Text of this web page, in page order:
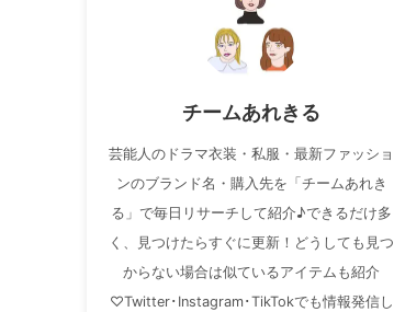
チームあれきる
芸能人のドラマ衣装・私服・最新ファッショ
ンのブランド名・購入先を「チームあれき
る」で毎日リサーチして紹介♪できるだけ多
く、見つけたらすぐに更新！どうしても見つ
からない場合は似ているアイテムも紹介
♡Twitter･Instagram･TikTokでも情報発信し